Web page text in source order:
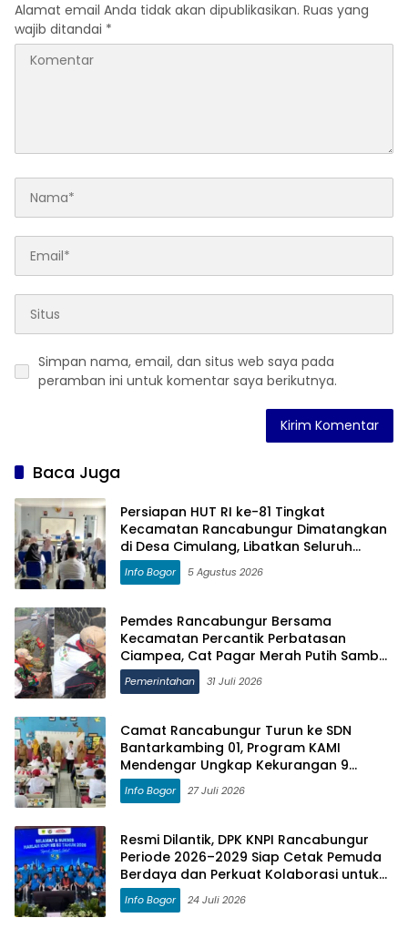
Alamat email Anda tidak akan dipublikasikan. Ruas yang
wajib ditandai *
Simpan nama, email, dan situs web saya pada
peramban ini untuk komentar saya berikutnya.
Baca Juga
Persiapan HUT RI ke-81 Tingkat
Kecamatan Rancabungur Dimatangkan
di Desa Cimulang, Libatkan Seluruh
Elemen Masyarakat
Info Bogor 5 Agustus 2026
Pemdes Rancabungur Bersama
Kecamatan Percantik Perbatasan
Ciampea, Cat Pagar Merah Putih Sambut
HUT RI ke-81
Pemerintahan 31 Juli 2026
Camat Rancabungur Turun ke SDN
Bantarkambing 01, Program KAMI
Mendengar Ungkap Kekurangan 9
Ruang Kelas dan 8 Guru
Info Bogor 27 Juli 2026
Resmi Dilantik, DPK KNPI Rancabungur
Periode 2026–2029 Siap Cetak Pemuda
Berdaya dan Perkuat Kolaborasi untuk
Kemajuan Daerah
Info Bogor 24 Juli 2026